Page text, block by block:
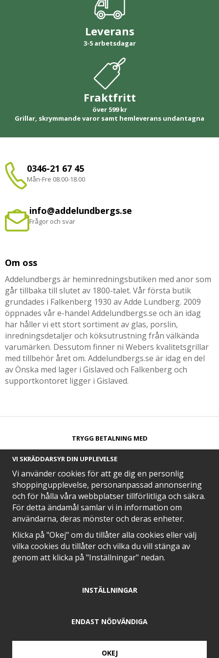
Leverans
3-5 arbetsdagar
Fraktfritt
över 599 kr
Grillar, skrymmande varor samt hemleverans undantagna
0346-21 67 45
Mån-Fre 08.00-18.00
info@addelundbergs.se
Frågor och svar
Om oss
Addelundbergs är heminredningsbutiken med anor som
går tillbaka till slutet av 1800-talet. Vår första butik
grundades i Falkenberg 1930 av Adde Lundberg. 2009
öppnades vår e-handel Addelundbergs.se och än idag
har håller vi ett stort sortiment av glas, porslin,
inredningsdetaljer och köksutrustning från välkända
varumärken. Dessutom finner ni Webers kvalitetsgrillar
med tillbehör året om. Addelundbergs.se är idag en del
av Önska med lager i Gislaved och Falkenberg och
supportkontoret ligger i Gislaved.
TRYGG BETALNING MED​
SNABB LEVERANS MED
EN DEL AV
VI SKRÄDDARSYR DIN UPPLEVELSE
Vi använder cookies för att ge dig en personlig
shoppingupplevelse, personanpassad annonsering
och för hålla våra webbplatser tillförlitliga och säkra.
För detta ändamål samlar vi in information om
användarna, deras mönster och deras enheter.
Klicka på "Okej" om du tillåter alla cookies eller välj
vilka cookies du tillåter och vilka du vill stänga av
genom att klicka på "Inställningar" nedan.
INSTÄLLNINGAR
ENDAST NÖDVÄNDIGA
OKEJ